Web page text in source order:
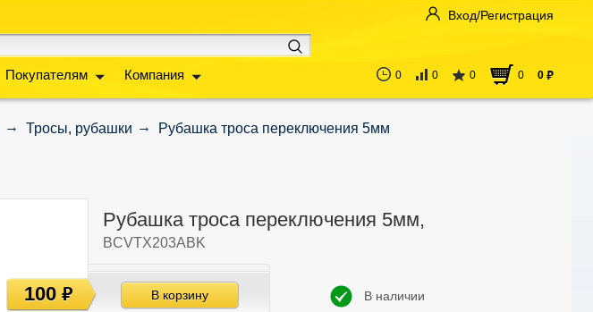
Покупателям Компания
Вход/Регистрация
0 0 0 0 0 руб
Тросы, рубашки Рубашка троса переключения 5мм
Рубашка троса переключения 5мм,
BCVTX203ABK
В наличии
В корзину
100руб